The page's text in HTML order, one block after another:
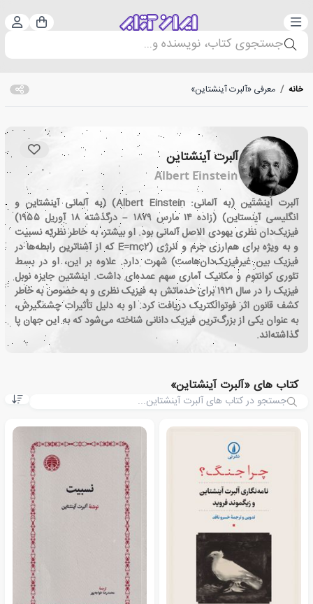
دسته‌بندی سبد
جستجوی کتاب، نویسنده و...
خانه / معرفی «آلبرت آینشتاین»
آلبرت آینشتاین
Albert Einstein
آلبرت اَینشتَین (به آلمانی: Albert Einstein) (به آلمانی آینشتاین و
انگلیسی آینستاین) (زاده ۱۴ مارس ۱۸۷۹ – درگذشته ۱۸ آوریل ۱۹۵۵)
فیزیک‌دان نظری یهودی الاصل آلمانی بود. او بیشتر، به خاطر نظریّه نسبیت
و به ویژه برای هم‌ارزی جرم و انرژی (E=mc۲ که از آشناترین رابطه‌ها در
فیزیک بین غیرفیزیک‌دان‌هاست) شهرت دارد. علاوه بر این، او در بسط
تئوری کوانتوم و مکانیک آماری سهم عمده‌ای داشت. اینشتین جایزه نوبل
فیزیک را در سال ۱۹۲۱ برای خدماتش به فیزیک نظری و به خصوص به خاطر
کشف قانون اثر فوتوالکتریک دریافت کرد. او به دلیل تأثیرات چشمگیرش،
به عنوان یکی از بزرگ‌ترین فیزیک دانانی شناخته می‌شود که به این جهان پا
گذاشته‌اند.
کتاب های «آلبرت آینشتاین»